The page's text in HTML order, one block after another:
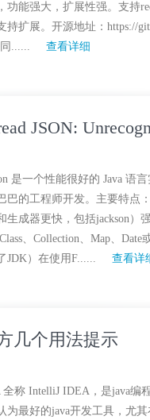
功能强大，扩展性强。支持
持扩展。开源地址：https://
......
查看详细
JSON:
是一个性能很好的 Java 语
巴的工程师开发。主要特点
生成器更快，包括jackson）
、Collection、Map、
JDK）在使用F......
查看详
几个用法提示
全称 IntelliJ IDEA，是java编
为最好的java开发工具，尤